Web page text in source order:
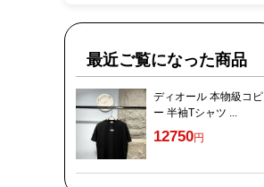
最近ご覧になった商品
ディオール 本物級コピ
ー 半袖Tシャツ ...
12750円